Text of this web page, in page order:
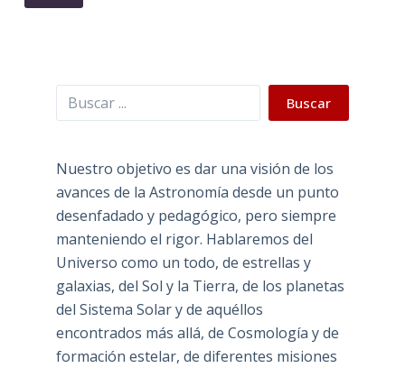
Buscar Buscar
Nuestro objetivo es dar una visión de los
avances de la Astronomía desde un punto
desenfadado y pedagógico, pero siempre
manteniendo el rigor. Hablaremos del
Universo como un todo, de estrellas y
galaxias, del Sol y la Tierra, de los planetas
del Sistema Solar y de aquéllos
encontrados más allá, de Cosmología y de
formación estelar, de diferentes misiones